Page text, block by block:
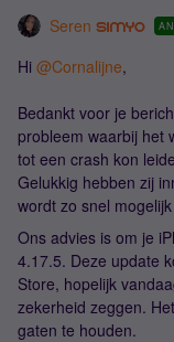
Seren
Hi ​ @Cornalijne,
Bedankt voor je
probleem waarbij het
tot een crash kon
Gelukkig hebben zij
wordt zo snel
Ons advies is om je
4.17.5. Deze update
Store, hopelijk
zekerheid zeggen.
gaten te houden.